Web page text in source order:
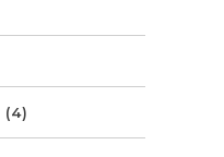
(4)